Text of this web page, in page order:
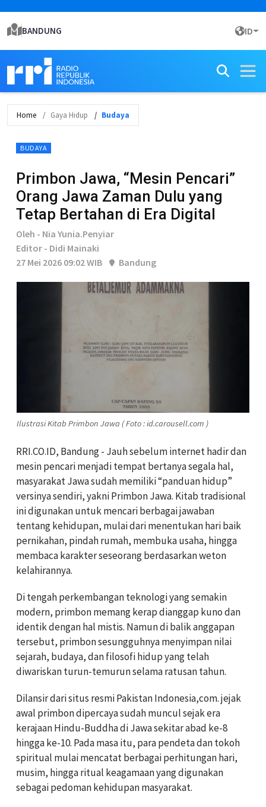
BANDUNG ID
Home Gaya Hidup Budaya
BUDAYA
Primbon Jawa, “Mesin Pencari”
Orang Jawa Zaman Dulu yang
Tetap Bertahan di Era Digital
Oleh - Nia Yunia.Penyiar
Editor - Didi Mainaki
27 Mei 2026 09:02 WIB
Bandung
Ilustrasi Kitab Primbon Jawa ( Foto : id.carousell.com )
RRI.CO.ID, Bandung - Jauh sebelum internet hadir dan
mesin pencari menjadi tempat bertanya segala hal,
masyarakat Jawa sudah memiliki “panduan hidup”
versinya sendiri, yakni Primbon Jawa. Kitab tradisional
ini digunakan untuk mencari berbagai jawaban
tentang kehidupan, mulai dari menentukan hari baik
pernikahan, pindah rumah, membuka usaha, hingga
membaca karakter seseorang berdasarkan weton
kelahirannya.
Di tengah perkembangan teknologi yang semakin
modern, primbon memang kerap dianggap kuno dan
identik dengan hal mistis. Namun di balik anggapan
tersebut, primbon sesungguhnya menyimpan nilai
sejarah, budaya, dan filosofi hidup yang telah
diwariskan turun-temurun selama ratusan tahun.
Dilansir dari situs resmi Pakistan Indonesia,com. jejak
awal primbon dipercaya sudah muncul sejak era
kerajaan Hindu-Buddha di Jawa sekitar abad ke-8
hingga ke-10. Pada masa itu, para pendeta dan tokoh
spiritual mulai mencatat berbagai perhitungan hari,
musim, hingga ritual keagamaan yang digunakan
sebagai pedoman kehidupan masyarakat.